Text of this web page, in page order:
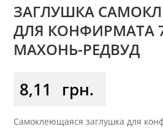
ЗАГЛУШКА
ДЛЯ КОНФИРМАТА
МАХОНЬ-РЕДВУД
8,11 грн.
Самоклеющаяся заглушка для